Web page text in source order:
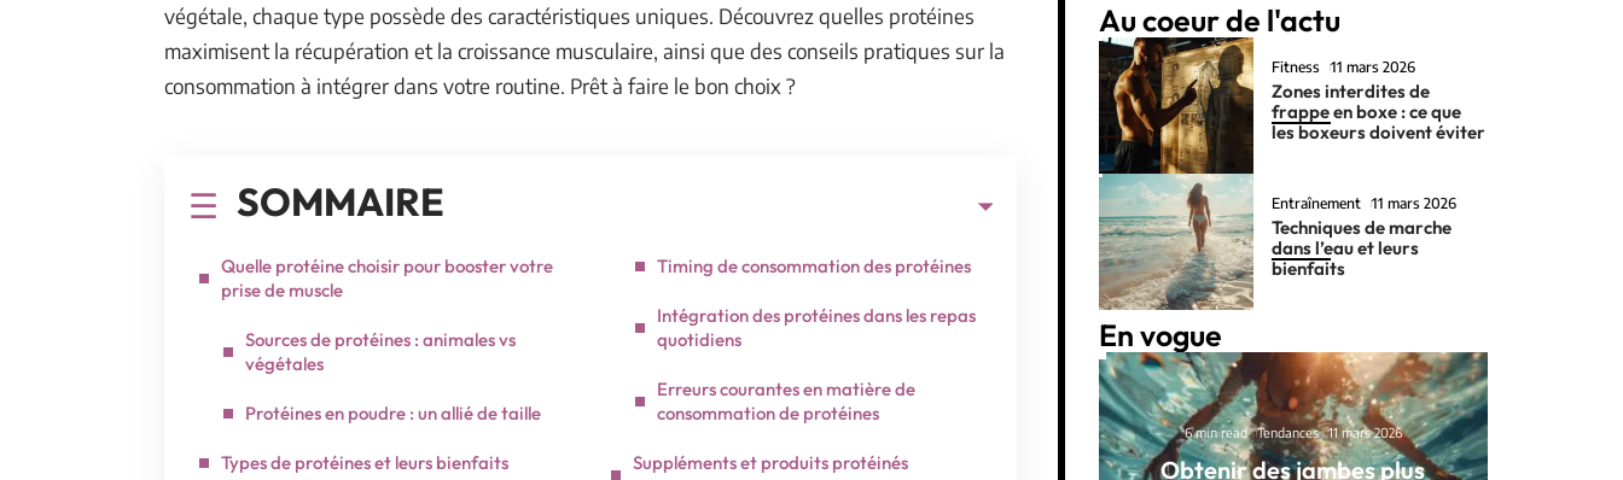
végétale, chaque type possède des caractéristiques uniques. Découvrez quelles protéines
maximisent la récupération et la croissance musculaire, ainsi que des conseils pratiques sur la
consommation à intégrer dans votre routine. Prêt à faire le bon choix ?
SOMMAIRE
Quelle protéine choisir pour booster votre
prise de muscle
Sources de protéines : animales vs
végétales
Protéines en poudre : un allié de taille
Types de protéines et leurs bienfaits
Timing de consommation des protéines
Intégration des protéines dans les repas
quotidiens
Erreurs courantes en matière de
consommation de protéines
Suppléments et produits protéinés
Au coeur de l'actu
Fitness 11 mars 2026
Zones interdites de
frappe en boxe : ce que
les boxeurs doivent éviter
Entraînement 11 mars 2026
Techniques de marche
dans l’eau et leurs
bienfaits
En vogue
6 min read Tendances 11 mars 2026
Obtenir des jambes plus